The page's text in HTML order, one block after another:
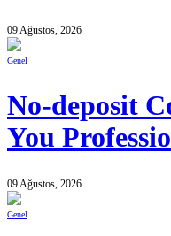
09 Ağustos, 2026
Genel
No-deposit
You
09 Ağustos, 2026
Genel